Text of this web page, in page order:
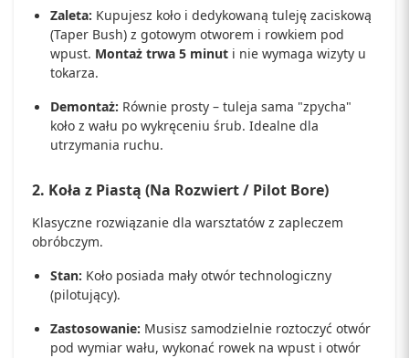
Zaleta: Kupujesz koło i dedykowaną tuleję zaciskową
(Taper Bush) z gotowym otworem i rowkiem pod
wpust. Montaż trwa 5 minut i nie wymaga wizyty u
tokarza.
Demontaż: Równie prosty – tuleja sama "zpycha"
koło z wału po wykręceniu śrub. Idealne dla
utrzymania ruchu.
2. Koła z Piastą (Na Rozwiert / Pilot Bore)
Klasyczne rozwiązanie dla warsztatów z zapleczem
obróbczym.
Stan: Koło posiada mały otwór technologiczny
(pilotujący).
Zastosowanie: Musisz samodzielnie roztoczyć otwór
pod wymiar wału, wykonać rowek na wpust i otwór